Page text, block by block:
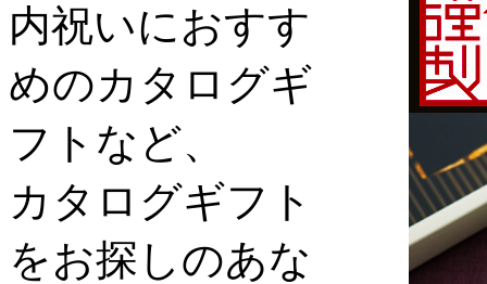
内祝いにおすす
めのカタログギ
フトなど、
カタログギフト
をお探しのあな